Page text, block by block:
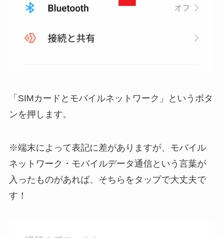
「SIMカードとモバイルネットワーク」
というボタ
ンを押します。
※端末によって表記に差がありますが、モバイル
ネットワーク・モバイルデータ通信という言葉が
入ったものがあれば、そちらをタップで大丈夫で
す！